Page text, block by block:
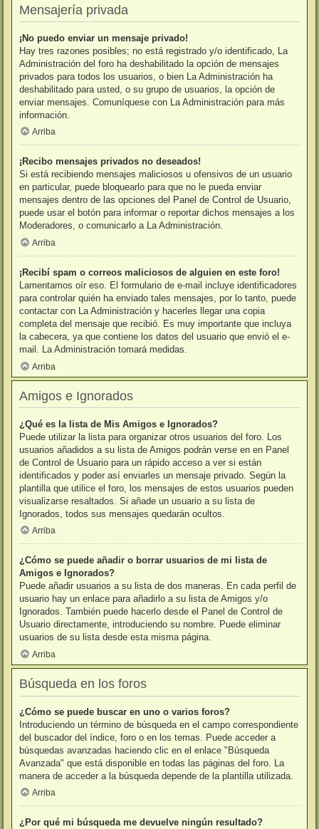
Mensajería privada
¡No puedo enviar un mensaje privado!
Hay tres razones posibles; no está registrado y/o identificado, La
Administración del foro ha deshabilitado la opción de mensajes
privados para todos los usuarios, o bien La Administración ha
deshabilitado para usted, o su grupo de usuarios, la opción de
enviar mensajes. Comuníquese con La Administración para más
información.
Arriba
¡Recibo mensajes privados no deseados!
Si está recibiendo mensajes maliciosos u ofensivos de un usuario
en particular, puede bloquearlo para que no le pueda enviar
mensajes dentro de las opciones del Panel de Control de Usuario,
puede usar el botón para informar o reportar dichos mensajes a los
Moderadores, o comunicarlo a La Administración.
Arriba
¡Recibí spam o correos maliciosos de alguien en este foro!
Lamentamos oír eso. El formulario de e-mail incluye identificadores
para controlar quién ha enviado tales mensajes, por lo tanto, puede
contactar con La Administración y hacerles llegar una copia
completa del mensaje que recibió. Es muy importante que incluya
la cabecera, ya que contiene los datos del usuario que envió el e-
mail. La Administración tomará medidas.
Arriba
Amigos e Ignorados
¿Qué es la lista de Mis Amigos e Ignorados?
Puede utilizar la lista para organizar otros usuarios del foro. Los
usuarios añadidos a su lista de Amigos podrán verse en en Panel
de Control de Usuario para un rápido acceso a ver si están
identificados y poder así enviarles un mensaje privado. Según la
plantilla que utilice el foro, los mensajes de estos usuarios pueden
visualizarse resaltados. Si añade un usuario a su lista de
Ignorados, todos sus mensajes quedarán ocultos.
Arriba
¿Cómo se puede añadir o borrar usuarios de mi lista de
Amigos e Ignorados?
Puede añadir usuarios a su lista de dos maneras. En cada perfil de
usuario hay un enlace para añadirlo a su lista de Amigos y/o
Ignorados. También puede hacerlo desde el Panel de Control de
Usuario directamente, introduciendo su nombre. Puede eliminar
usuarios de su lista desde esta misma página.
Arriba
Búsqueda en los foros
¿Cómo se puede buscar en uno o varios foros?
Introduciendo un término de búsqueda en el campo correspondiente
del buscador del índice, foro o en los temas. Puede acceder a
búsquedas avanzadas haciendo clic en el enlace "Búsqueda
Avanzada" que está disponible en todas las páginas del foro. La
manera de acceder a la búsqueda depende de la plantilla utilizada.
Arriba
¿Por qué mi búsqueda me devuelve ningún resultado?